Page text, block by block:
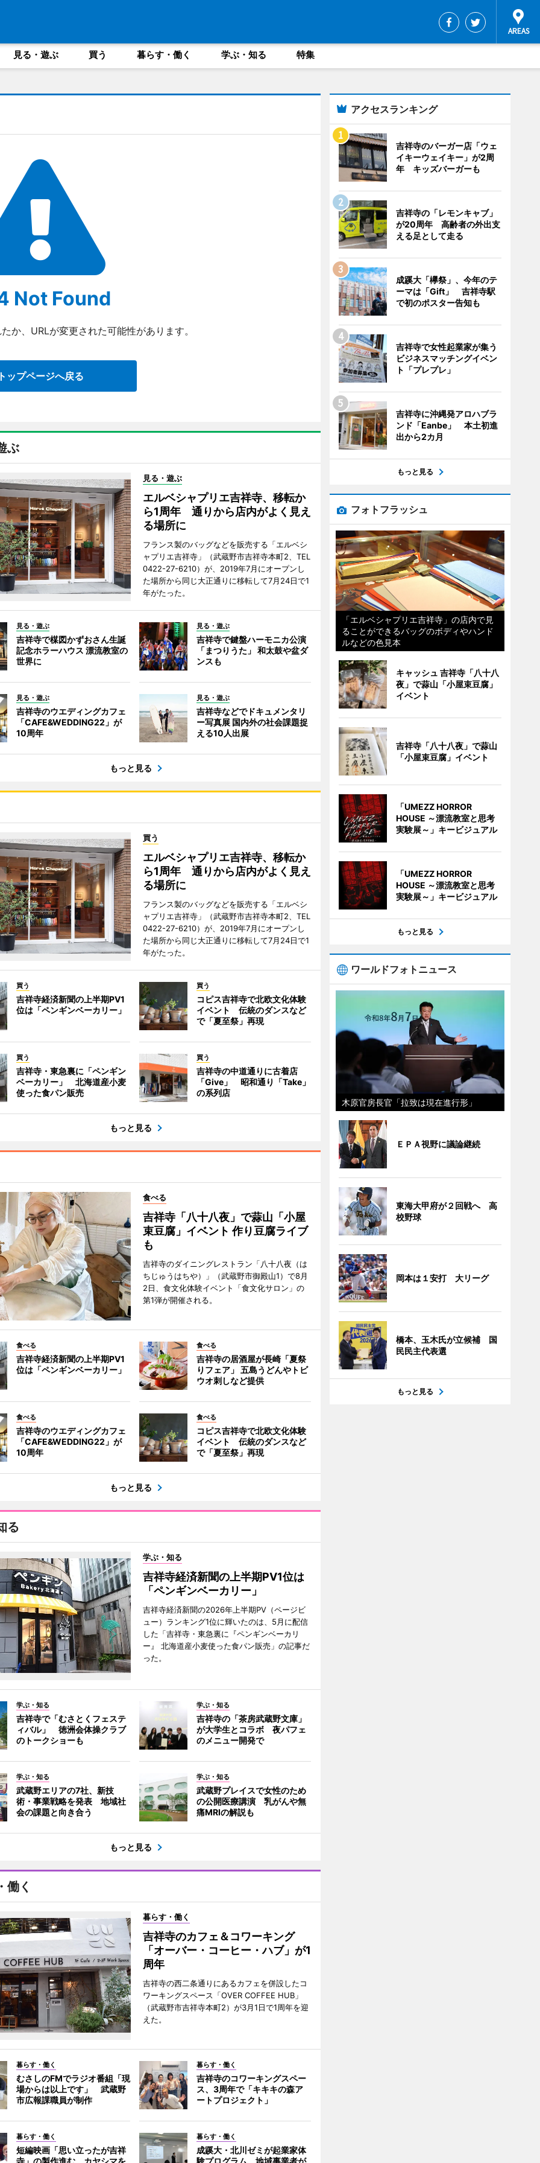
見る・遊ぶ 買う 暮らす・働く 学ぶ・知る 特集
Not Found
か、URLが変更された可能性があります。
ップページへ戻る
ぶ
見る・遊ぶ
エルベシャプリエ吉祥寺、移転か
ら1周年 通りから店内がよく見え
る場所に
フランス製のバッグなどを販売する「エルベシ
ャプリエ吉祥寺」（武蔵野市吉祥寺本町2、TEL
0422-27-6210）が、2019年7月にオープンし
た場所から同じ大正通りに移転して7月24日で1
年がたった。
見る・遊ぶ
吉祥寺で楳図かずおさん生誕
記念ホラーハウス 漂流教室の
世界に
見る・遊ぶ
吉祥寺で鍵盤ハーモニカ公演
「まつりうた」 和太鼓や盆ダ
ンスも
見る・遊ぶ
吉祥寺のウエディングカフェ
「CAFE&WEDDING22」が
10周年
見る・遊ぶ
吉祥寺などでドキュメンタリ
ー写真展 国内外の社会課題捉
える10人出展
もっと見る
買う
エルベシャプリエ吉祥寺、移転か
ら1周年 通りから店内がよく見え
る場所に
フランス製のバッグなどを販売する「エルベシ
ャプリエ吉祥寺」（武蔵野市吉祥寺本町2、TEL
0422-27-6210）が、2019年7月にオープンし
た場所から同じ大正通りに移転して7月24日で1
年がたった。
買う
吉祥寺経済新聞の上半期PV1
位は「ペンギンベーカリー」
買う
コピス吉祥寺で北欧文化体験
イベント 伝統のダンスなど
で「夏至祭」再現
買う
吉祥寺・東急裏に「ペンギン
ベーカリー」 北海道産小麦
使った食パン販売
買う
吉祥寺の中道通りに古着店
「Give」 昭和通り「Take」
の系列店
もっと見る
食べる
吉祥寺「八十八夜」で蒜山「小屋
束豆腐」イベント 作り豆腐ライブ
も
吉祥寺のダイニングレストラン「八十八夜（は
ちじゅうはちや）」（武蔵野市御殿山1）で8月
2日、食文化体験イベント「食文化サロン」の
第1弾が開催される。
食べる
吉祥寺経済新聞の上半期PV1
位は「ペンギンベーカリー」
食べる
吉祥寺の居酒屋が長崎「夏祭
りフェア」 五島うどんやトビ
ウオ刺しなど提供
食べる
吉祥寺のウエディングカフェ
「CAFE&WEDDING22」が
10周年
食べる
コピス吉祥寺で北欧文化体験
イベント 伝統のダンスなど
で「夏至祭」再現
もっと見る
る
学ぶ・知る
吉祥寺経済新聞の上半期PV1位は
「ペンギンベーカリー」
吉祥寺経済新聞の2026年上半期PV（ページビ
ュー）ランキング1位に輝いたのは、5月に配信
した「吉祥寺・東急裏に『ペンギンベーカリ
ー』 北海道産小麦使った食パン販売」の記事だ
った。
学ぶ・知る
吉祥寺で「むさとくフェステ
ィバル」 徳洲会体操クラブ
のトークショーも
学ぶ・知る
吉祥寺の「茶房武蔵野文庫」
が大学生とコラボ 夜パフェ
のメニュー開発で
学ぶ・知る
武蔵野エリアの7社、新技
術・事業戦略を発表 地域社
会の課題と向き合う
学ぶ・知る
武蔵野プレイスで女性のため
の公開医療講演 乳がんや無
痛MRIの解説も
もっと見る
働く
暮らす・働く
吉祥寺のカフェ＆コワーキング
「オーバー・コーヒー・ハブ」が1
周年
吉祥寺の西二条通りにあるカフェを併設したコ
ワーキングスペース「OVER COFFEE HUB」
（武蔵野市吉祥寺本町2）が3月1日で1周年を迎
えた。
暮らす・働く
むさしのFMでラジオ番組「現
場からは以上です」 武蔵野
市広報課職員が制作
暮らす・働く
吉祥寺のコワーキングスペー
ス、3周年で「キキキの森ア
ートプロジェクト」
暮らす・働く
短編映画「思い立ったが吉祥
寺」の製作進む カヤシマを
暮らす・働く
成蹊大・北川ゼミが起業家体
験プログラム 地域事業者が
アクセスランキング
吉祥寺のバーガー店「ウェ
イキーウェイキー」が2周
年 キッズバーガーも
吉祥寺の「レモンキャブ」
が20周年 高齢者の外出支
える足として走る
成蹊大「欅祭」、今年のテ
ーマは「Gift」 吉祥寺駅
で初のポスター告知も
吉祥寺で女性起業家が集う
ビジネスマッチングイベン
ト「プレプレ」
吉祥寺に沖縄発アロハブラ
ンド「Eanbe」 本土初進
出から2カ月
もっと見る
フォトフラッシュ
「エルベシャプリエ吉祥寺」の店内で見
ることができるバッグのボディやハンド
ルなどの色見本
キャッシュ 吉祥寺「八十八
夜」で蒜山「小屋束豆腐」
イベント
吉祥寺「八十八夜」で蒜山
「小屋束豆腐」イベント
「UMEZZ HORROR
HOUSE ～漂流教室と思考
実験展～」キービジュアル
「UMEZZ HORROR
HOUSE ～漂流教室と思考
実験展～」キービジュアル
もっと見る
ワールドフォトニュース
木原官房長官「拉致は現在進行形」
ＥＰＡ視野に議論継続
東海大甲府が２回戦へ 高
校野球
岡本は１安打 大リーグ
橋本、玉木氏が立候補 国
民民主代表選
もっと見る